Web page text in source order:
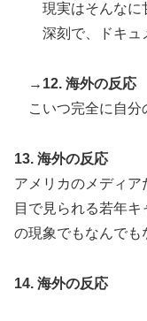
現実はそんなに
深刻で、ドキュ
→12. 海外の反応
こいつ完全に自分
13. 海外の反応
アメリカのメディ
目で見られる若年
の現象でもなんでも
14. 海外の反応